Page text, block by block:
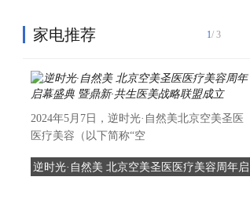
家电推荐
逆时光·自然美 北京空美圣医医疗美容周年启
2024年5月7日，逆时光·自然美北京空美圣医
医疗美容（以下简称“空
1/ 3